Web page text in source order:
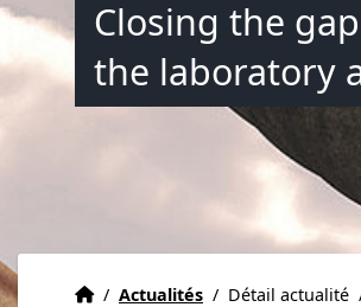
Closing the
the laboratory
Accueil
Accueil
/ Actualités / Détail actualité